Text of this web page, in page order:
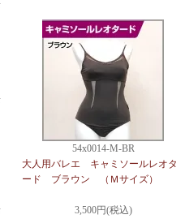
54x0014-M-BR
大人用バレエ キャミソールレオタ
ード ブラウン （Ｍサイズ）
3,500円(税込)